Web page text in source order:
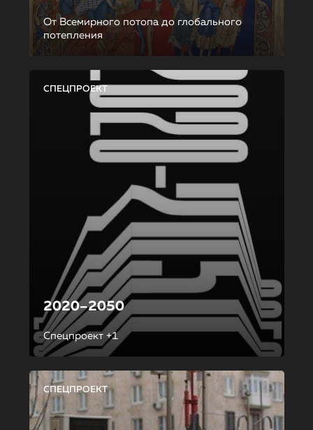
От Всемирного потопа до глобального
потепления
СПЕЦПРОЕКТ
2020–2050
Спецпроект +1
СПЕЦПРОЕКТ